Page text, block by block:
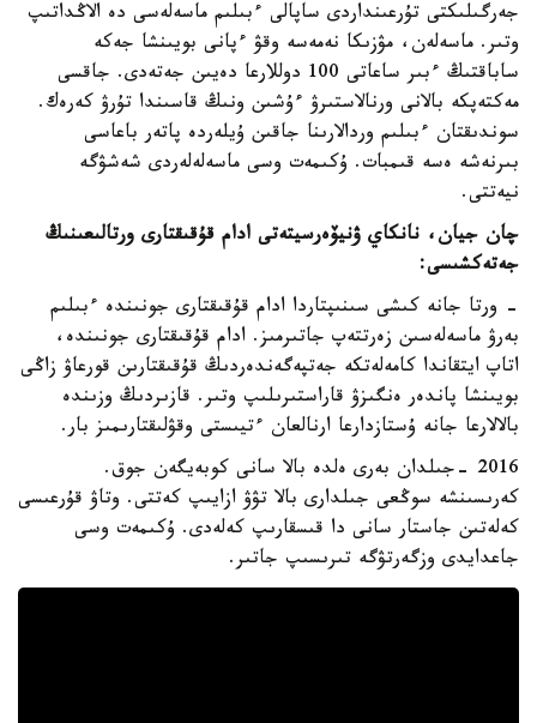
جەرگىلىكتى تۇرعىنداردى ساپالى ءبىلىم ماسەلەسى دە الاڭداتىپ
وتىر. ماسەلەن، مۋزىكا نەمەسە وقۋ ءپانى بويىنشا جەكە
ساباقتىڭ ءبىر ساعاتى 100 دوللارعا دەيىن جەتەدى. جاقسى
مەكتەپكە بالانى ورنالاستىرۋ ءۇشىن ونىڭ قاسىندا تۇرۋ كەرەك.
سوندىقتان ءبىلىم وردالارىنا جاقىن ۇيلەردە پاتەر باعاسى
بىرنەشە ەسە قىمبات. ۇكىمەت وسى ماسەلەلەردى شەشۋگە
نيەتتى.
چان جيان، نانكاي ۋنيۆەرسيتەتى ادام قۇقىقتارى ورتالىعىنىڭ
جەتەكشىسى:
- ورتا جانە كىشى سىنىپتاردا ادام قۇقىقتارى جونىندە ءبىلىم
بەرۋ ماسەلەسىن زەرتتەپ جاتىرمىز. ادام قۇقىقتارى جونىندە،
اتاپ ايتقاندا كامەلەتكە جەتپەگەندەردىڭ قۇقىقتارىن قورعاۋ زاڭى
بويىنشا پاندەر ەنگىزۋ قاراستىرىلىپ وتىر. قازىردىڭ وزىندە
بالالارعا جانە ۇستازدارعا ارنالعان ءتيىستى وقۋلىقتارىمىز بار.
2016 -جىلدان بەرى ەلدە بالا سانى كوبەيگەن جوق.
كەرىسىنشە سوڭعى جىلدارى بالا تۋۋ ازايىپ كەتتى. وتاۋ قۇرعىسى
كەلەتىن جاستار سانى دا قىسقارىپ كەلەدى. ۇكىمەت وسى
جاعدايدى وزگەرتۋگە تىرىسىپ جاتىر.